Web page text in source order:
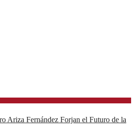
Ariza Fernández Forjan el Futuro de la